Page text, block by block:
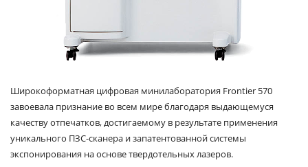
Широкоформатная цифровая минилаборатория Frontier 570
завоевала признание во всем мире благодаря выдающемуся
качеству отпечатков, достигаемому в результате применения
уникального ПЗС-сканера и запатентованной системы
экспонирования на основе твердотельных лазеров.